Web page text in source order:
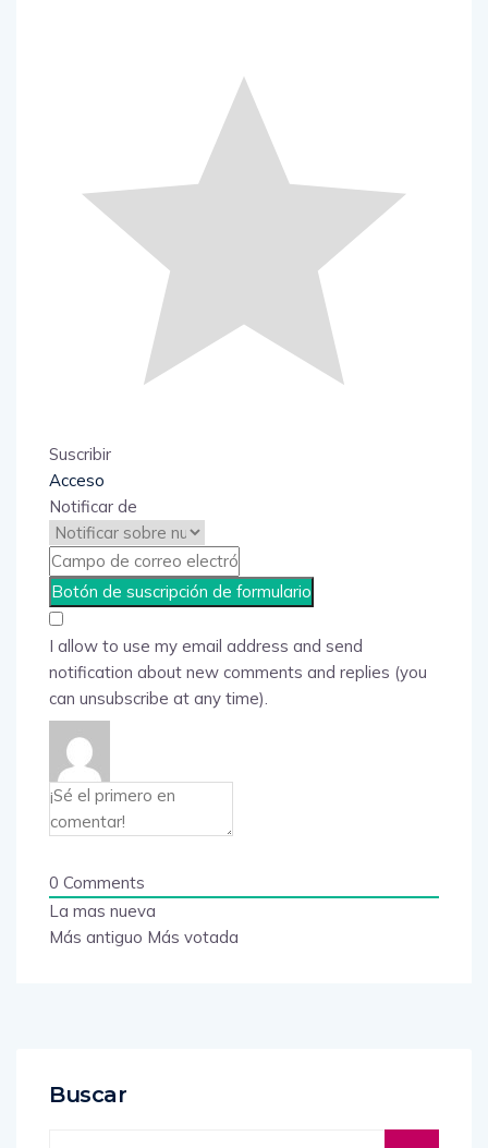
Suscribir
Acceso
Notificar de
I allow to use my email address and send
notification about new comments and replies (you
can unsubscribe at any time).
0 Comments
La mas nueva
Más antiguo Más votada
Buscar